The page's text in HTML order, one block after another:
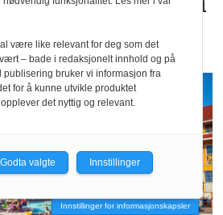
Innstillinger for informasjonskapsler
være like relevant for deg som det
– bade i redaksjonelt innhold og på
publisering bruker vi informasjon fra
for å kunne utvikle produktet
det nyttig og relevant.
Godta valgte Innstillinger